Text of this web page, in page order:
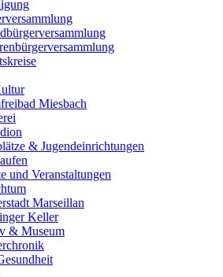
Miesbach
& Jugendeinrichtungen
und Veranstaltungen
Marseillan
Keller
& Museum